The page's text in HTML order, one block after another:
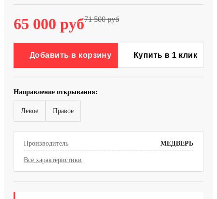
65 000 руб71 500 руб
Добавить в корзину Купить в 1 клик
Направление открывания:
Левое Правое
Производитель МЕДВЕРЬ
Все характеристики